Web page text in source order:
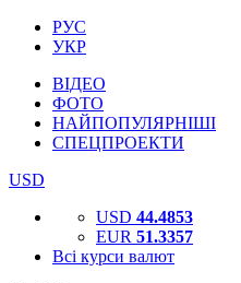
РУС
УКР
ВІДЕО
ФОТО
НАЙПОПУЛЯРНІШІ
СПЕЦПРОЕКТИ
USD
USD 44.4853
EUR 51.3357
Всі курси валют